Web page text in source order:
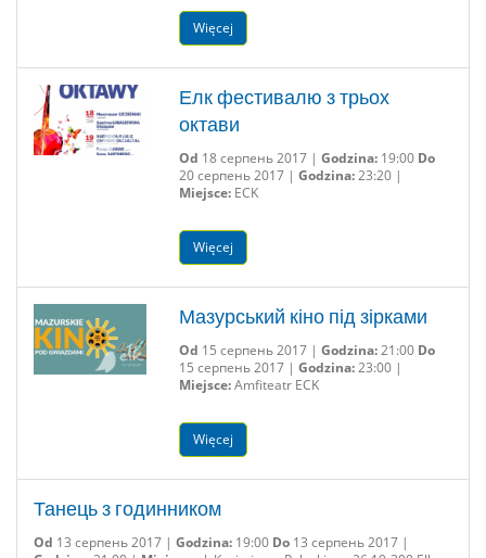
Więcej
Елк фестивалю з трьох
октави
Od 18 серпень 2017 | Godzina:19:00 Do
20 серпень 2017 | Godzina:23:20 |
Miejsce:ECK
Więcej
Мазурський кіно під зірками
Od 15 серпень 2017 | Godzina:21:00 Do
15 серпень 2017 | Godzina:23:00 |
Miejsce:Amfiteatr ECK
Więcej
Танець з годинником
Od 13 серпень 2017 | Godzina: 19:00 Do 13 серпень 2017 |